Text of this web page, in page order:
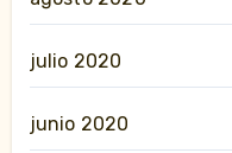
julio 2020
junio 2020